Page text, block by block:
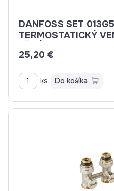
DANFOSS SET
TERMOSTATICKÝ
25,20 €
ks Do košíka